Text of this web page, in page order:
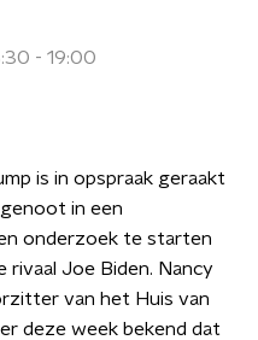
- 19:00
is in opspraak geraakt
in een
onderzoek te starten
rivaal Joe Biden. Nancy
van het Huis van
deze week bekend dat